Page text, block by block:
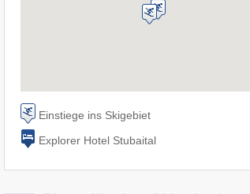
Einstiege ins Skigebiet
Explorer Hotel Stubaital